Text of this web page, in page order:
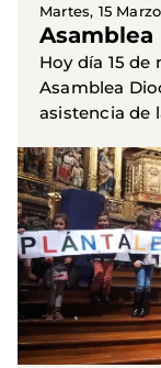
Martes, 15
Asamblea
Hoy día 15
Asamblea
asistencia de
realizadas en